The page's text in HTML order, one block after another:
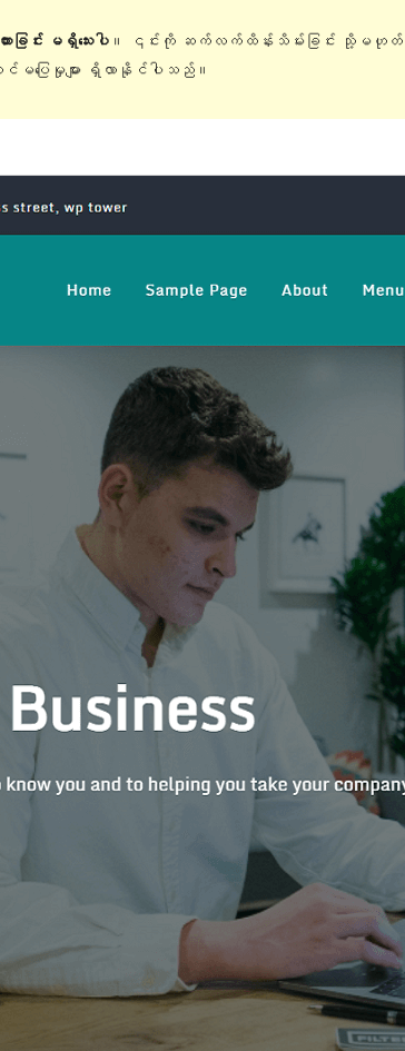
ြင်း မရှိသေးပါ။ ၎င်းကို ဆက်လက်ထိန်းသိမ်းခြင်း သို့မဟုတ်
မပြေမှုများ ရှိလာနိုင်ပါသည်။